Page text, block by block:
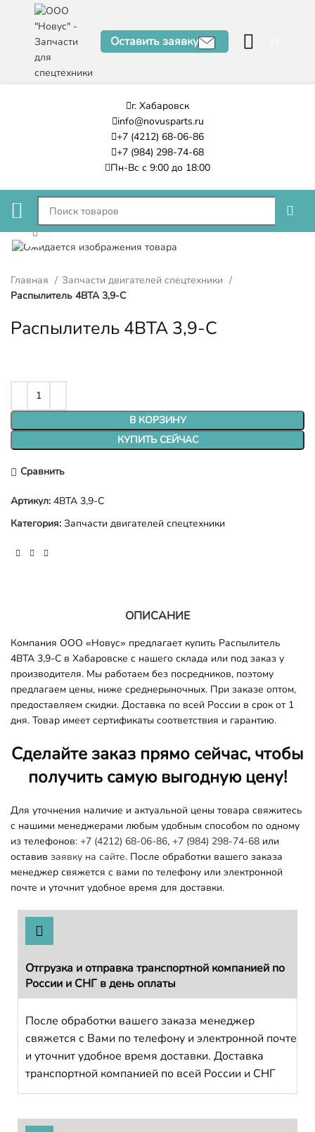
Оставить заявку
г. Хабаровск
info@novusparts.ru
+7 (4212) 68-06-86
+7 (984) 298-74-68
Пн-Вс с 9:00 до 18:00
Нажмите, чтобы увеличить
Главная
Запчасти двигателей спецтехники
Распылитель 4BTA 3,9-C
Распылитель 4BTA 3,9-C
В КОРЗИНУ
КУПИТЬ СЕЙЧАС
Сравнить
Артикул: 4BTA 3,9-C
Категория: Запчасти двигателей спецтехники
ОПИСАНИЕ
Компания ООО «Новус» предлагает купить Распылитель
4BTA 3,9-C в Хабаровске с нашего склада или под заказ у
производителя. Мы работаем без посредников, поэтому
предлагаем цены, ниже среднерыночных. При заказе оптом,
предоставляем скидки. Доставка по всей России в срок от 1
дня. Товар имеет сертификаты соответствия и гарантию.
Сделайте заказ прямо сейчас, чтобы
получить самую выгодную цену!
Для уточнения наличие и актуальной цены товара свяжитесь
с нашими менеджерами любым удобным способом по одному
из телефонов: +7 (4212) 68-06-86, +7 (984) 298-74-68 или
оставив заявку на сайте. После обработки вашего заказа
менеджер свяжется с вами по телефону или электронной
почте и уточнит удобное время для доставки.
Отгрузка и отправка транспортной компанией по
России и СНГ в день оплаты
После обработки вашего заказа менеджер
свяжется с Вами по телефону и электронной почте
и уточнит удобное время доставки. Доставка
транспортной компанией по всей России и СНГ